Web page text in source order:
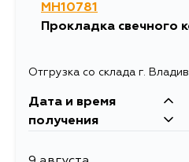
15 августа
MH10781
Прокладка свечного
Отгрузка со склада г.
Дата и время
получения